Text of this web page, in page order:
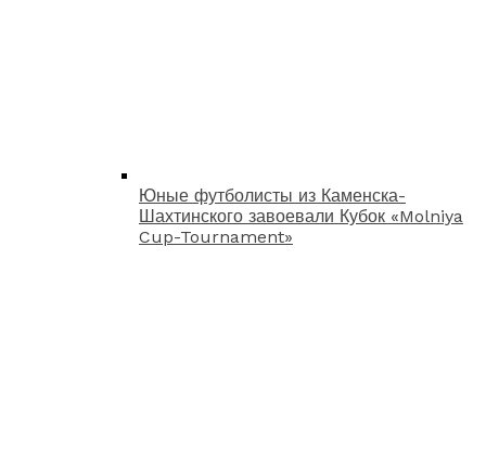
Юные футболисты из Каменска-
Шахтинского завоевали Кубок «Molniya
Cup-Tournament»